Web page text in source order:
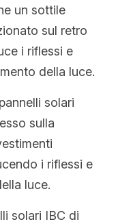
un sottile
sul retro
i riflessi e
della luce.
solari
sulla
i riflessi e
luce.
solari IBC di